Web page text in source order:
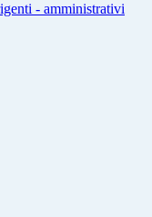
- amministrativi